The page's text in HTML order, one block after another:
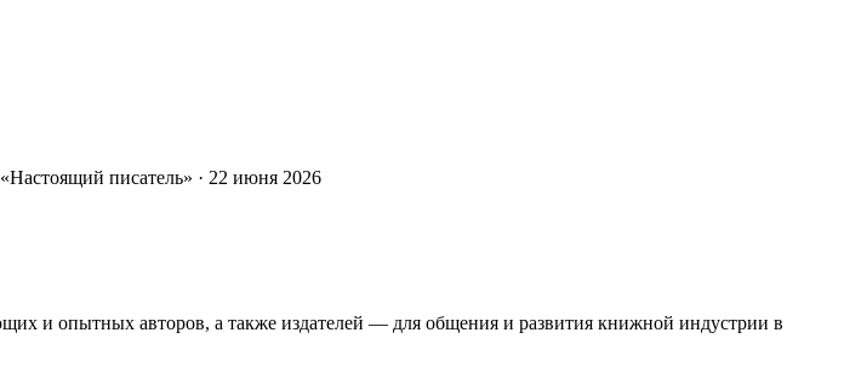
писатель» · 22 июня 2026
и опытных авторов, а также издателей — для общения и развития книжной индустрии в